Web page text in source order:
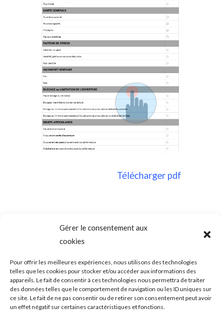
Gérer le consentement aux
cookies
Pour offrir les meilleures expériences, nous utilisons des technologies
telles que les cookies pour stocker et/ou accéder aux informations des
appareils. Le fait de consentir à ces technologies nous permettra de traiter
des données telles que le comportement de navigation ou les ID uniques sur
ce site. Le fait de ne pas consentir ou de retirer son consentement peut avoir
un effet négatif sur certaines caractéristiques et fonctions.
Télécharger pdf
SADAM (Syndrome Algo-Dysfonctionnel de l’Appareil
l’articulation temporo-mandibulaire) – Troubles temporo-
mandibulaires. Douleurs de l’ATM – Blocage de la mâchoire –
Bruits – Articulation de la mâchoire. Douleur mâchoire